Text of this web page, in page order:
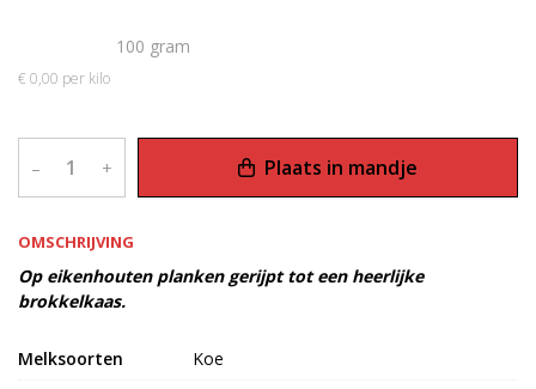
OMSCHRIJVING
Op eikenhouten planken gerijpt tot een heerlijke
brokkelkaas.
100 gram
€ 0,00 per kilo
– + Plaats in mandje
Melksoorten
Koe